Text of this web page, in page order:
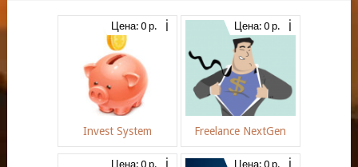
Цена: 0 р.
Invest System
Цена: 0 р.
Freelance NextGen
Цена: 0 р. Цена: 0 р.